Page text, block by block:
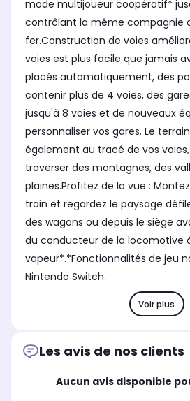
mode multijoueur coopératif*
contrôlant la même compagnie
fer.Construction de voies
voies est plus facile que jamais
placés automatiquement, des
contenir plus de 4 voies, des
jusqu'à 8 voies et de nouveaux
personnaliser vos gares. Le
également au tracé de vos
traverser des montagnes, des
plaines.Profitez de la vue :
train et regardez le paysage
des wagons ou depuis le siège
du conducteur de la locomotive
vapeur*.*Fonctionnalités de jeu
Nintendo Switch.
Voir plus
Les avis de nos clients
Aucun avis disponible